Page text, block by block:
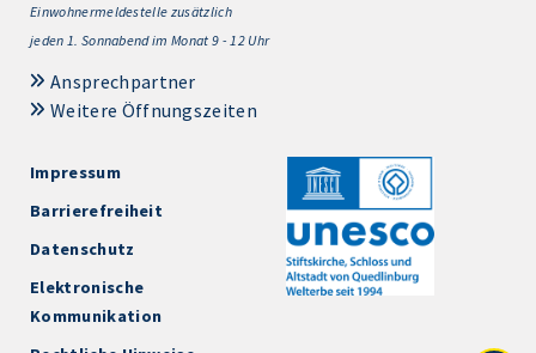
Einwohnermeldestelle zusätzlich
jeden 1. Sonnabend im Monat 9 - 12 Uhr
Ansprechpartner
Weitere Öffnungszeiten
Impressum
Barrierefreiheit
Datenschutz
Elektronische
Kommunikation